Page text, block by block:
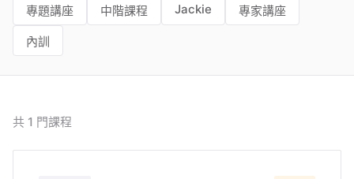
專題講座 中階課程 Jackie 專家講座
內訓
共 1 門課程